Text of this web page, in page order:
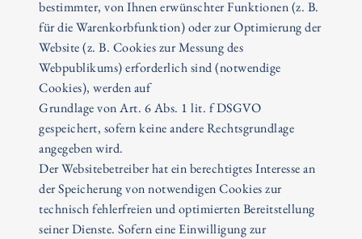
bestimmter, von Ihnen erwünschter Funktionen (z. B.
für die Warenkorbfunktion) oder zur Optimierung der
Website (z. B. Cookies zur Messung des
Webpublikums) erforderlich sind (notwendige
Cookies), werden auf
Grundlage von Art. 6 Abs. 1 lit. f DSGVO
gespeichert, sofern keine andere Rechtsgrundlage
angegeben wird.
Der Websitebetreiber hat ein berechtigtes Interesse an
der Speicherung von notwendigen Cookies zur
technisch fehlerfreien und optimierten Bereitstellung
seiner Dienste. Sofern eine Einwilligung zur